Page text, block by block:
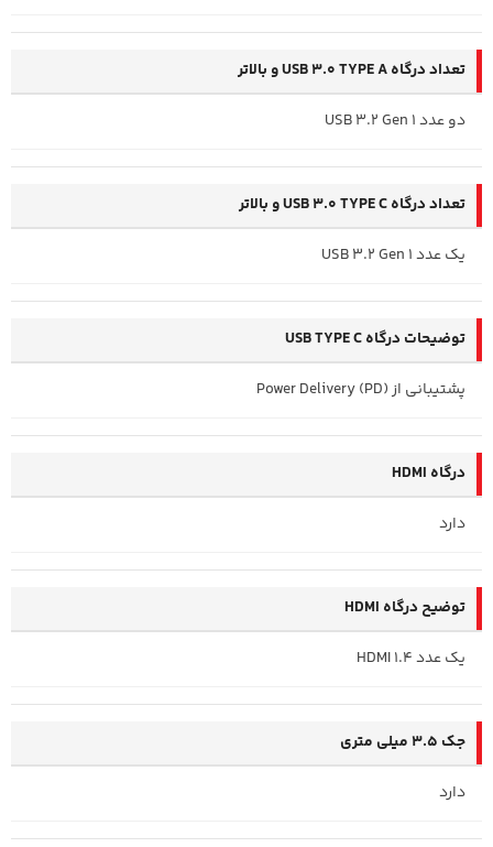
تعداد درگاه USB 3.0 TYPE A و بالاتر
دو عدد USB 3.2 Gen 1
تعداد درگاه USB 3.0 TYPE C و بالاتر
یک عدد USB 3.2 Gen 1
توضیحات درگاه USB TYPE C
پشتیبانی از Power Delivery (PD)
درگاه HDMI
دارد
توضیح درگاه HDMI
یک عدد HDMI 1.4
جک 3.5 میلی متری
دارد